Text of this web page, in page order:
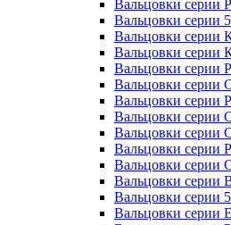
Вальцовки серии Р
Вальцовки серии
Вальцовки серии
Вальцовки серии
Вальцовки серии
Вальцовки серии
Вальцовки серии
Вальцовки серии
Вальцовки серии
Вальцовки серии
Вальцовки серии
Вальцовки серии
Вальцовки серии
Вальцовки серии